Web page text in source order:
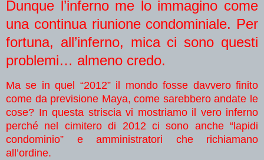
Dunque l’inferno me lo immagino come
una continua riunione condominiale. Per
fortuna, all’inferno, mica ci sono questi
problemi… almeno credo.
Ma se in quel “2012” il mondo fosse davvero finito
come da previsione Maya, come sarebbero andate le
cose? In questa striscia vi mostriamo il vero inferno
perché nel cimitero di 2012 ci sono anche “lapidi
condominio” e amministratori che richiamano
all’ordine.